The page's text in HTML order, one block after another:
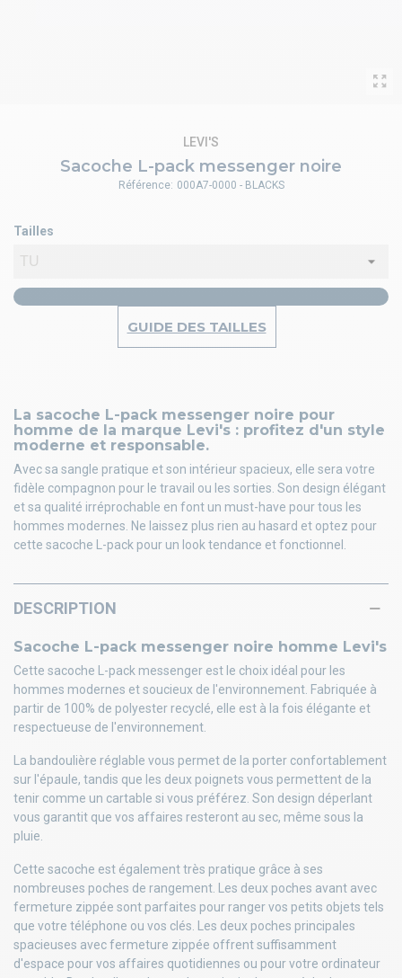
Sacoche L-pack messenger noire
LEVI'S
La sacoche L-pack messenger noire pour
homme de la marque Levi's : profitez d'un style
moderne et responsable.
Avec sa sangle pratique et son intérieur spacieux, elle sera votre
fidèle compagnon pour le travail ou les sorties. Son design élégant
et sa qualité irréprochable en font un must-have pour tous les
hommes modernes. Ne laissez plus rien au hasard et optez pour
cette sacoche L-pack pour un look tendance et fonctionnel.
Tailles
GUIDE DES TAILLES
Référence: 000A7-0000 - BLACKS
DESCRIPTION
Sacoche L-pack messenger noire homme Levi's
Cette sacoche L-pack messenger est le choix idéal pour les
hommes modernes et soucieux de l'environnement. Fabriquée à
partir de 100% de polyester recyclé, elle est à la fois élégante et
respectueuse de l'environnement.
La bandoulière réglable vous permet de la porter confortablement
sur l'épaule, tandis que les deux poignets vous permettent de la
tenir comme un cartable si vous préférez. Son design déperlant
vous garantit que vos affaires resteront au sec, même sous la
pluie.
Cette sacoche est également très pratique grâce à ses
nombreuses poches de rangement. Les deux poches avant avec
fermeture zippée sont parfaites pour ranger vos petits objets tels
que votre téléphone ou vos clés. Les deux poches principales
spacieuses avec fermeture zippée offrent suffisamment
d'espace pour vos affaires quotidiennes ou pour votre ordinateur